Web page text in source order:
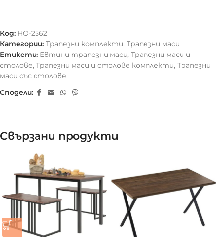
Код: HO-2562
Категории: Трапезни комплекти, Трапезни маси
Етикети: Евтини трапезни маси, Трапезни маси и
столове, Трапезни маси и столове комплекти, Трапезни
маси със столове
Сподели:
Свързани продукти